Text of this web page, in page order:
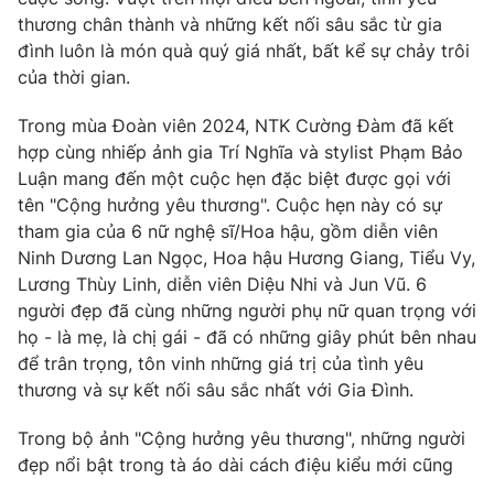
Hậu trường
Nhân vật
Giải sao mai
Điện ảnh
Âm nhạc
Sao
Đời sống
Làm đẹp
Chất lượng cuộc sống
Giáo dục
Tuyển sinh
Học trực tuyến
Công nghệ
Hitech Công nghệ tương lai
Sản phẩm
Thị trường
Tư vấn
Giao lưu trực tuyến
Lịch phát sóng
Chuyên mục khác
Emagazine Podcast
thương chân thành và những kết nối sâu sắc từ gia
đình luôn là món quà quý giá nhất, bất kể sự chảy trôi
của thời gian.
Trong mùa Đoàn viên 2024, NTK Cường Đàm đã kết
hợp cùng nhiếp ảnh gia Trí Nghĩa và stylist Phạm Bảo
Luận mang đến một cuộc hẹn đặc biệt được gọi với
tên "Cộng hưởng yêu thương". Cuộc hẹn này có sự
tham gia của 6 nữ nghệ sĩ/Hoa hậu, gồm diễn viên
Ninh Dương Lan Ngọc, Hoa hậu Hương Giang, Tiểu Vy,
Lương Thùy Linh, diễn viên Diệu Nhi và Jun Vũ. 6
người đẹp đã cùng những người phụ nữ quan trọng với
họ - là mẹ, là chị gái - đã có những giây phút bên nhau
để trân trọng, tôn vinh những giá trị của tình yêu
thương và sự kết nối sâu sắc nhất với Gia Đình.
Trong bộ ảnh "Cộng hưởng yêu thương", những người
đẹp nổi bật trong tà áo dài cách điệu kiểu mới cũng